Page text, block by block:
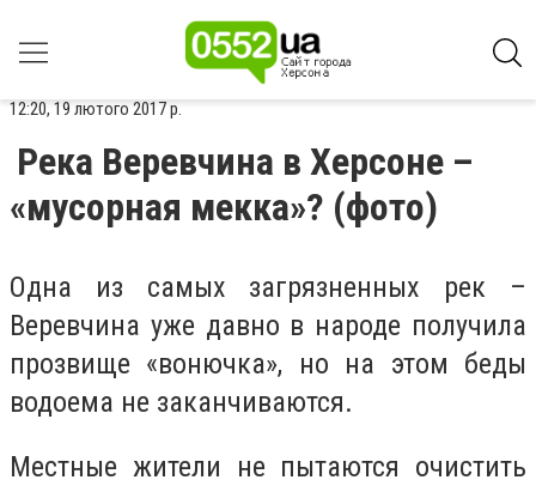
12:20, 19 лютого 2017 р.
Река Веревчина в Херсоне –
«мусорная мекка»? (фото)
Одна из самых загрязненных рек –
Веревчина уже давно в народе получила
прозвище «вонючка», но на этом беды
водоема не заканчиваются.
Местные жители не пытаются очистить